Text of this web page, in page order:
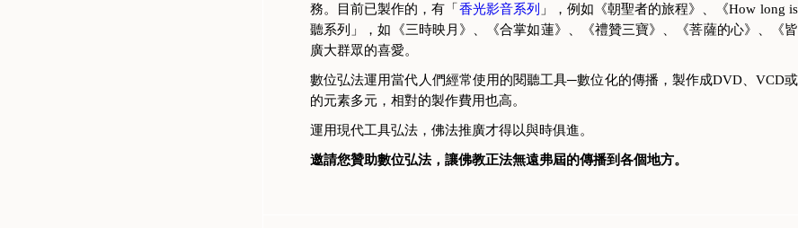
務。目前已製作的，有「香光影音系列 」，例如《朝聖者的旅程》、《How long
聽系列」，如《三時映月》、《合掌如蓮》、《禮贊三寶》、《菩薩的心》、《
廣大群眾的喜愛。
數位弘法運用當代人們經常使用的閱聽工具─數位化的傳播，製作成DVD、VCD
的元素多元，相對的製作費用也高。
運用現代工具弘法，佛法推廣才得以與時俱進。
邀請您贊助數位弘法，讓佛教正法無遠弗屆的傳播到各個地方。